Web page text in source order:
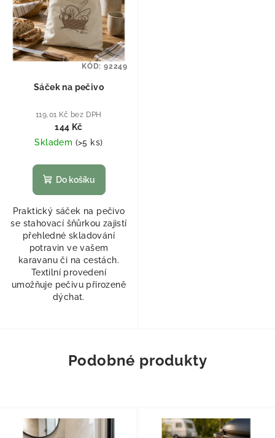
Sáček na pečivo
119,01 Kč bez DPH
144 Kč
Skladem (>5 ks)
Do košíku
Praktický sáček na pečivo
se stahovací šňůrkou zajistí
přehledné skladování
potravin ve vašem
karavanu či na cestách.
Textilní provedení
umožňuje pečivu přirozeně
dýchat.
KÓD: 92249
Podobné produkty